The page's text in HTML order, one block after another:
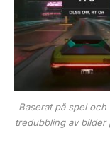
Baserat på spel och
tredubbling av bilder